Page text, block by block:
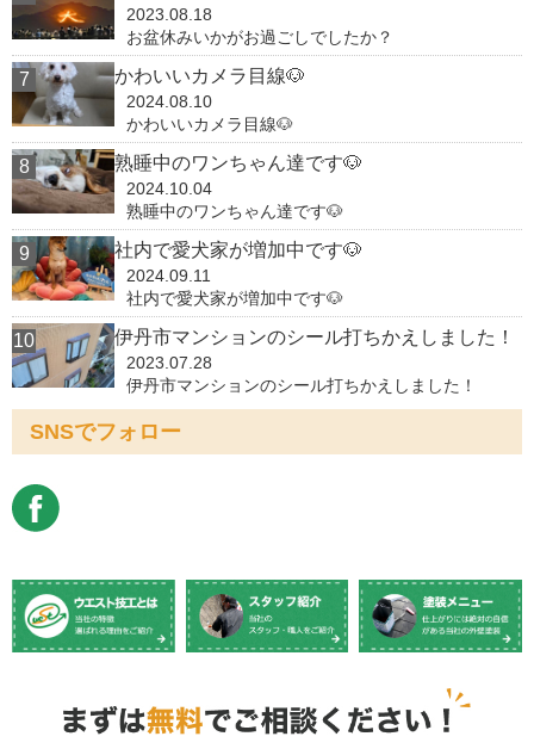
2023.08.18
お盆休みいかがお過ごしでしたか？
かわいいカメラ目線🐶
2024.08.10
かわいいカメラ目線🐶
熟睡中のワンちゃん達です🐶
2024.10.04
熟睡中のワンちゃん達です🐶
社内で愛犬家が増加中です🐶
2024.09.11
社内で愛犬家が増加中です🐶
伊丹市マンションのシール打ちかえしました！
2023.07.28
伊丹市マンションのシール打ちかえしました！
SNSでフォロー